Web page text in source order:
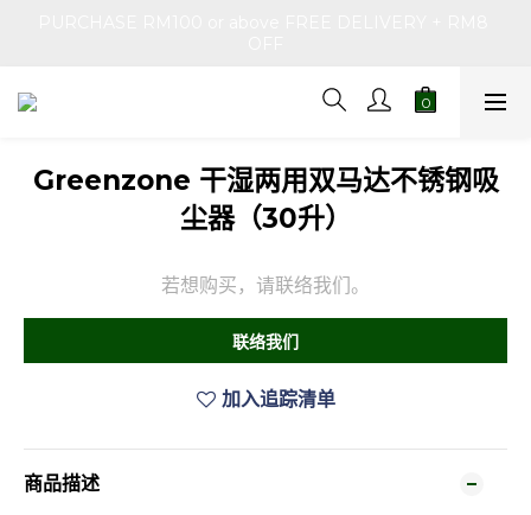
Greenzone 干湿两用双马达不锈钢吸
尘器（30升）
若想购买，请联络我们。
联络我们
加入追踪清单
商品描述